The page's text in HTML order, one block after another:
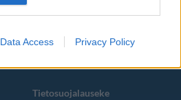
Data Access Privacy Policy
Tietosuojalauseke